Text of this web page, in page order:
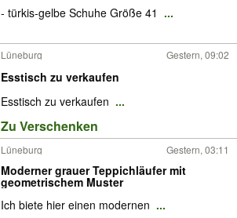
- türkis-gelbe Schuhe Größe 41 ...
Lüneburg Gestern, 09:02
Esstisch zu verkaufen
Esstisch zu verkaufen ...
Zu Verschenken
Lüneburg Gestern, 03:11
Moderner grauer Teppichläufer mit
geometrischem Muster
Ich biete hier einen modernen ...